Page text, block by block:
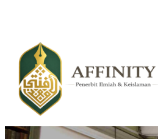
content